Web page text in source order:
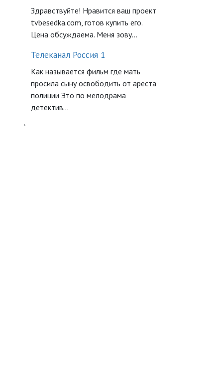
Здравствуйте! Нравится ваш проект
tvbesedka.com, готов купить его.
Цена обсуждаема. Меня зову...
Телеканал Россия 1
Как называется фильм где мать
просила сыну освободить от ареста
полиции Это по мелодрама
детектив...
`